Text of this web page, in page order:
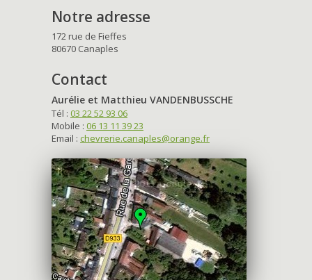
Notre adresse
172 rue de Fieffes
80670 Canaples
Contact
Aurélie et Matthieu VANDENBUSSCHE
Tél : 03 22 52 93 06
Mobile : 06 13 11 39 23
Email : chevrerie.canaples@orange.fr